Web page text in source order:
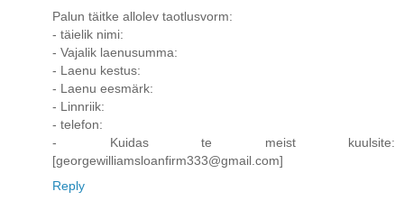
Palun täitke allolev taotlusvorm:
- täielik nimi:
- Vajalik laenusumma:
- Laenu kestus:
- Laenu eesmärk:
- Linnriik:
- telefon:
- Kuidas te meist kuulsite:
[georgewilliamsloanfirm333@gmail.com]
Reply